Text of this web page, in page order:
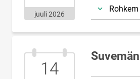
juuli 2026
14.juuli.2026
14